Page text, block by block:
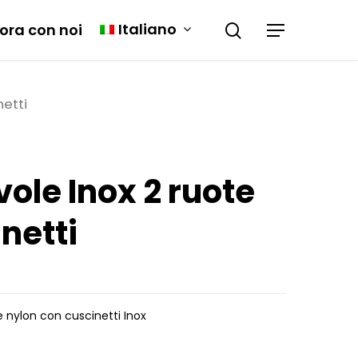
con noi Italiano
Inox 2 ruote
nylon con cuscinetti Inox